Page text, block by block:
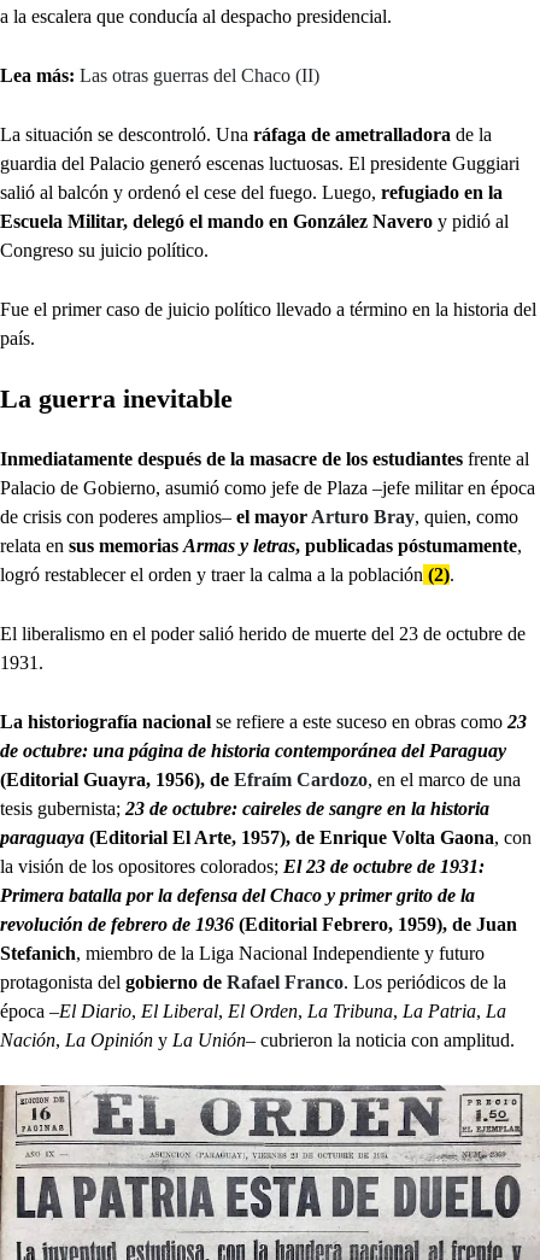
a la escalera que conducía al despacho presidencial.
Lea más: Las otras guerras del Chaco (II)
La situación se descontroló. Una ráfaga de ametralladora de la
guardia del Palacio generó escenas luctuosas. El presidente Guggiari
salió al balcón y ordenó el cese del fuego. Luego, refugiado en la
Escuela Militar, delegó el mando en González Navero y pidió al
Congreso su juicio político.
Fue el primer caso de juicio político llevado a término en la historia del
país.
La guerra inevitable
Inmediatamente después de la masacre de los estudiantes frente al
Palacio de Gobierno, asumió como jefe de Plaza –jefe militar en época
de crisis con poderes amplios– el mayor Arturo Bray, quien, como
relata en sus memorias Armas y letras, publicadas póstumamente,
logró restablecer el orden y traer la calma a la población (2).
El liberalismo en el poder salió herido de muerte del 23 de octubre de
1931.
La historiografía nacional se refiere a este suceso en obras como 23
de octubre: una página de historia contemporánea del Paraguay
(Editorial Guayra, 1956), de Efraím Cardozo, en el marco de una
tesis gubernista; 23 de octubre: caireles de sangre en la historia
paraguaya (Editorial El Arte, 1957), de Enrique Volta Gaona, con
la visión de los opositores colorados; El 23 de octubre de 1931:
Primera batalla por la defensa del Chaco y primer grito de la
revolución de febrero de 1936 (Editorial Febrero, 1959), de Juan
Stefanich, miembro de la Liga Nacional Independiente y futuro
protagonista del gobierno de Rafael Franco. Los periódicos de la
época –El Diario, El Liberal, El Orden, La Tribuna, La Patria, La
Nación, La Opinión y La Unión– cubrieron la noticia con amplitud.